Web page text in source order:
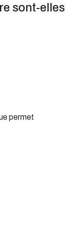
sont-elles
permet